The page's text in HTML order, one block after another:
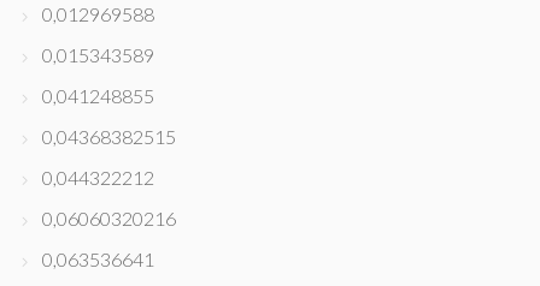
0,012969588
0,015343589
0,041248855
0,04368382515
0,044322212
0,06060320216
0,063536641